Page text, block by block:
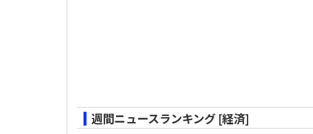
週間ニュースランキング [経済]